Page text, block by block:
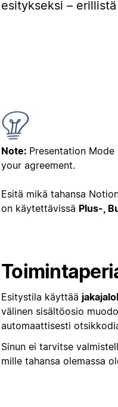
esitykseksi –
Note: Presentation
your agreement.
Esitä mikä tahansa
on käytettävissä Plus-,
Esitystila käyttää
välinen sisältöosio
automaattisesti
Sinun ei tarvitse
mille tahansa olemassa